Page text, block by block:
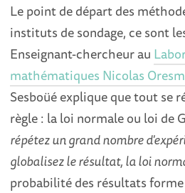
Le point de départ des
instituts de sondage, ce sont
Enseignant-chercheur au
mathématiques Nicolas
Sesboüé explique que tout se
règle : la loi normale ou loi de
répétez un grand nombre
globalisez le résultat, la loi
probabilité des résultats